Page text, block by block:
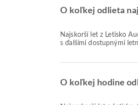
O koľkej odlieta
Najskorší let z Letisko Auckland do George Bush Intercontinental Airport so spoločnosťou Air New Zealand odlieta o 19:50. Tento letový poriadok si môžete pozrieť a porovnať
s ďalšími dostupnými
O koľkej hodine